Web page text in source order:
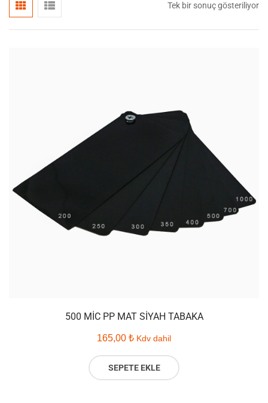
Tek bir sonuç gösteriliyor
500 MIC PP MAT SIYAH TABAKA
165,00 ₺ Kdv dahil
SEPETE EKLE